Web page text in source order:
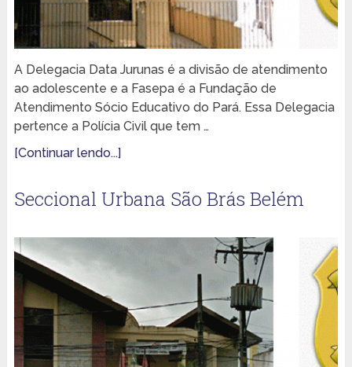
A Delegacia Data Jurunas é a divisão de atendimento
ao adolescente e a Fasepa é a Fundação de
Atendimento Sócio Educativo do Pará. Essa Delegacia
pertence a Polícia Civil que tem …
[Continuar lendo...]
Seccional Urbana São Brás Belém